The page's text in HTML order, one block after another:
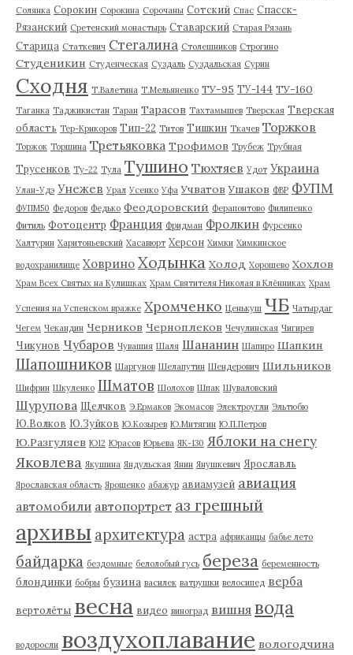
Солянка Сорокин Сорокина Сорочаны Сотский Спас Спасск-
Рязанский Сретенский монастырь Ставарский Старая Рязань
Старица Статкевич Стегалина Столешников Строгино
Студеникин Студенческая Суздаль Суздальская Сурин
Сходня Т.Валетина Т.Мельяненко ТУ-95 ТУ-144 ТУ-160
Таганка Таджикистан Таран Тарасов Тахтамышев Тверская Тверская
область Тер-Крикоров Тип-22 Титов Тишкин Ткачев Торжков
Торжок Торшина Третьяковка Трофимов Трубеж Трубная
Трусенков Ту-22 Тула Тушино Тюхтяев Удот Украина
Улан-Удэ Унежев Урал Усенко Уфа Учватов Ушаков ФВР ФУПМ
ФУПМ50 Федоров Федько Феодоровский Ферапонтово Филипенко
Фитиль Фотоцентр Франция Фридман Фролкин Фурсенко
Халтурин Харитоньевский Хасавюрт Херсон Химки Химкинское
водохранилище Ховрино Ходынка Холод Хорошево Хохлов
Храм Всех Святых на Кулишках Храм Святителя Николая в Клённиках Храм
Успения на Успенском вражке Хромченко Ценькуш ЧБ Чатырдаг
Чегем Чекандин Черников Черноплеков Чечулинская Чигирев
Чикунов Чубаров Чувашия Шаля Шананин Шапиро Шапкин
Шапошников Шаргунов Шелапутин Шендерович Шильников
Шифрин Шкуленко Шматов Шолохов Шпак Шуваловский
Шурупова Щелчков Э.Ермаков Экомасов Электроугли Эльтюбю
Ю.Волков Ю.Зуйков Ю.Козырев Ю.Митягин Ю.П.Петров
Ю.Разгуляев Ю12 Юрасов Юрьева ЯК-130 Яблоки на снегу
Яковлева Якушина Яндульская Янин Янушкевич Ярославль
Ярославская область Ярошенко абажур авиамузей авиация
автомобили автопортрет аз грешный
архивы архитектура астра африканцы бабье лето
байдарка бездомные белолобый гусь береза беременность
блондинки бобры бузина василек ватрушки велосипед верба
вертолёты весна видео виноград вишня вода
водоросли воздухоплавание вологодчина